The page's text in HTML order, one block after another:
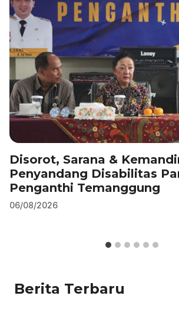
Disorot, Sarana &
Penyandang Disabilitas
Penganthi Temanggung
06/08/2026
Berita Terbaru